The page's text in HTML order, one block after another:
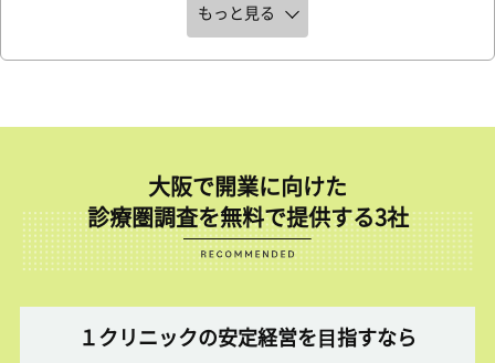
もっと見る
大阪で開業に向けた
診療圏調査を無料で提供する3社
１クリニックの安定経営を⽬指すなら